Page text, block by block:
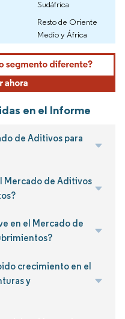
Sudáfrica
Resto de Oriente
Medio y África
en el Informe
de Aditivos para
Mercado de Aditivos
en el Mercado de
crecimiento en el
y